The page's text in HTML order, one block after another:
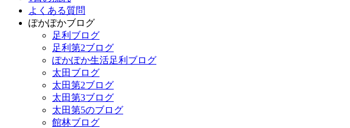
よくある質問
ぽかぽかブログ
足利ブログ
足利第2ブログ
ぽかぽか生活足利ブログ
太田ブログ
太田第2ブログ
太田第3ブログ
太田第5のブログ
館林ブログ